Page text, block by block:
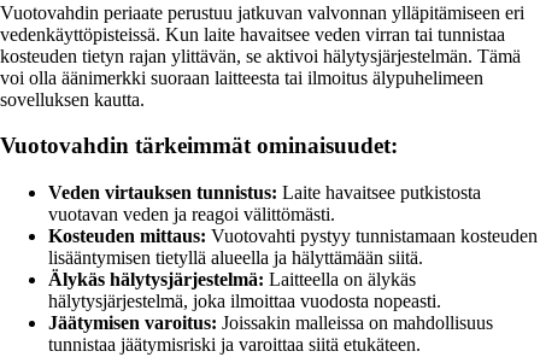
Vuotovahdin periaate perustuu jatkuvan valvonnan ylläpitämiseen eri
vedenkäyttöpisteissä. Kun laite havaitsee veden virran tai tunnistaa
kosteuden tietyn rajan ylittävän, se aktivoi hälytysjärjestelmän. Tämä
voi olla äänimerkki suoraan laitteesta tai ilmoitus älypuhelimeen
sovelluksen kautta.
Vuotovahdin tärkeimmät ominaisuudet:
Veden virtauksen tunnistus: Laite havaitsee putkistosta
vuotavan veden ja reagoi välittömästi.
Kosteuden mittaus: Vuotovahti pystyy tunnistamaan kosteuden
lisääntymisen tietyllä alueella ja hälyttämään siitä.
Älykäs hälytysjärjestelmä: Laitteella on älykäs
hälytysjärjestelmä, joka ilmoittaa vuodosta nopeasti.
Jäätymisen varoitus: Joissakin malleissa on mahdollisuus
tunnistaa jäätymisriski ja varoittaa siitä etukäteen.